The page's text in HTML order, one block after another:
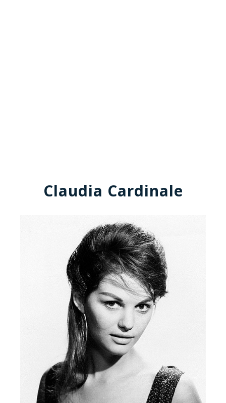
Claudia Cardinale